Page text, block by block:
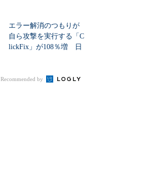
エラー解消のつもりが
自ら攻撃を実行する「C
lickFix」が108％増 日
Recommended by